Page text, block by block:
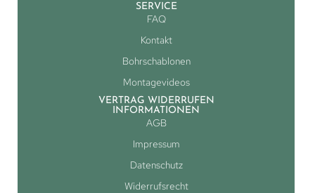
SERVICE
FAQ
Kontakt
Bohrschablonen
Montagevideos
VERTRAG WIDERRUFEN
INFORMATIONEN
AGB
Impressum
Datenschutz
Widerrufsrecht